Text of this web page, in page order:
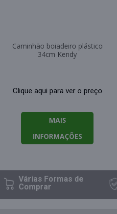
Caminhão boiadeiro plástico
34cm Kendy
Clique aqui para ver o preço
MAIS
INFORMAÇÕES
Várias Formasde
Comprar